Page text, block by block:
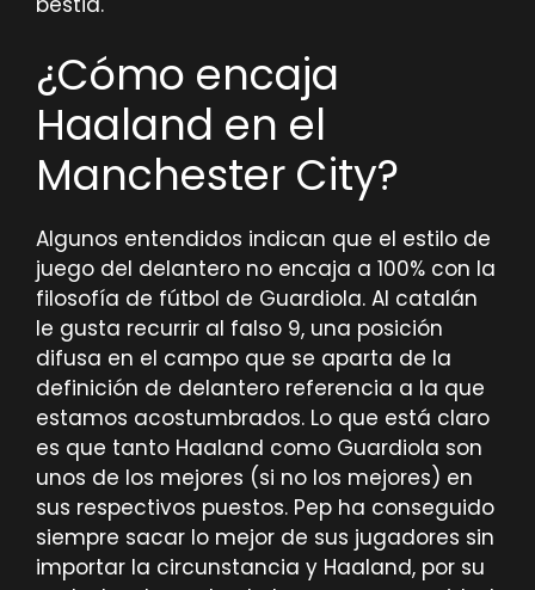
¿Cómo encaja
Haaland en el
Manchester City?
Algunos entendidos indican que el estilo de
juego del delantero no encaja a 100% con la
filosofía de fútbol de Guardiola. Al catalán
le gusta recurrir al falso 9, una posición
difusa en el campo que se aparta de la
definición de delantero referencia a la que
estamos acostumbrados. Lo que está claro
es que tanto Haaland como Guardiola son
unos de los mejores (si no los mejores) en
sus respectivos puestos. Pep ha conseguido
siempre sacar lo mejor de sus jugadores sin
importar la circunstancia y Haaland, por su